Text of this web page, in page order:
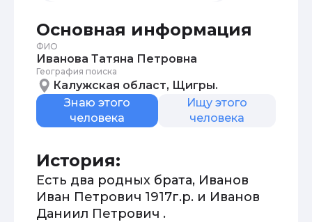
Основная информация
ФИО
Иванова Татяна Петровна
География поиска
Калужская област, Щигры.
Знаю этого
человека
Ищу этого
человека
История:
Есть два родных брата, Иванов
Иван Петрович 1917г.р. и Иванов
Даниил Петрович .